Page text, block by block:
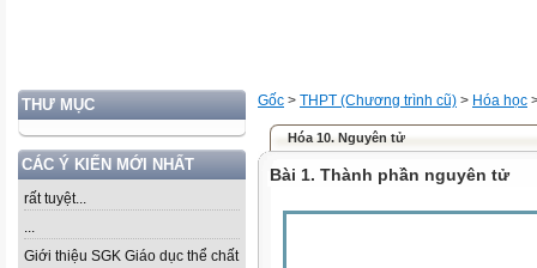
THƯ MỤC
CÁC Ý KIẾN MỚI NHẤT
rất tuyệt...
...
Giới thiệu SGK Giáo dục thể chất
Gốc > THPT (Chương trình cũ) > Hóa học
Hóa 10. Nguyên tử
Bài 1. Thành phần nguyên tử